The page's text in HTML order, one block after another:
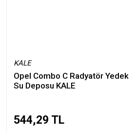
KALE
Opel Combo C Radyatör Yedek
Su Deposu KALE
544,29 TL